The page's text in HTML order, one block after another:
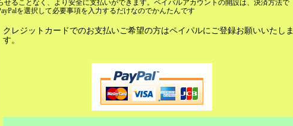
せることなく、より安全に支払いができます。ペイパルアカウントの開設は、決済方法で
を選択して必要事項を入力するだけなのでかんたんです
クレジットカードでのお支払いご希望の方はペイパルにご登録お願いいたしま
す。